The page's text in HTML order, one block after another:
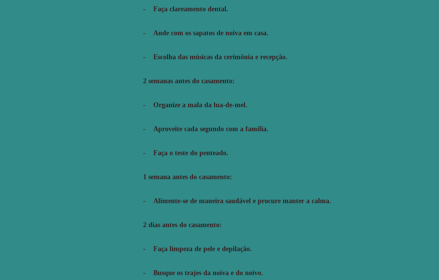
- Faça clareamento dental.
- Ande com os sapatos de noiva em casa.
- Escolha das músicas da cerimônia e recepção.
2 semanas antes do casamento:
- Organize a mala da lua-de-mel.
- Aproveite cada segundo com a família.
- Faça o teste do penteado.
1 semana antes do casamento:
- Alimente-se de maneira saudável e procure manter a calma.
2 dias antes do casamento:
- Faça limpeza de pele e depilação.
- Busque os trajes da noiva e do noivo.